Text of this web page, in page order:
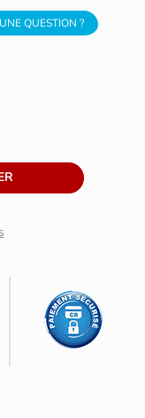
UNE QUESTION ?